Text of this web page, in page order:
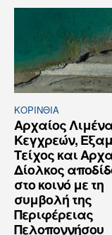
ΚΟΡΙΝΘΊΑ
Αρχαίος
Κεγχρεών,
Τείχος και
Δίολκος
στο κοινό με τη
συμβολή της
Περιφέρειας
Πελοποννήσου